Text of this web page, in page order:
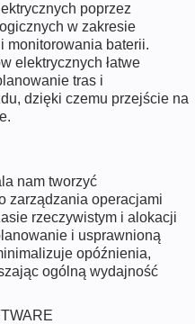
poprzez
w zakresie
monitorowania baterii.
elektrycznych łatwe
tras i
dzięki czemu przejście na
nam tworzyć
zarządzania operacjami
rzeczywistym i alokacji
i usprawnioną
opóźnienia,
ogólną wydajność